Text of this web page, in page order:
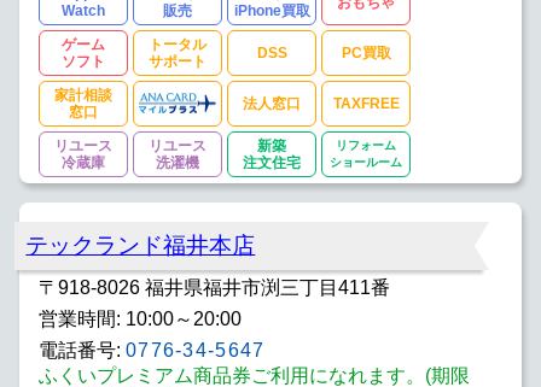
Watch
販売
iPhone買取
ゲーム
ソフト
トータル
サポート
DSS PC買取
家計相談
窓口
法人窓口 TAXFREE
リユース
冷蔵庫
リユース
洗濯機
新築
注文住宅
リフォーム
ショールーム
テックランド福井本店
〒918-8026 福井県福井市渕三丁目411番
営業時間: 10:00～20:00
電話番号: 0776-34-5647
ふくいプレミアム商品券ご利用になれます。(期限